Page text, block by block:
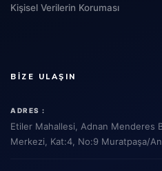
Kişisel Verilerin Koruması
BIZE ULAŞIN
ADRES :
Etiler Mahallesi, Adnan Menderes
Merkezi, Kat:4, No:9 Muratpaşa/